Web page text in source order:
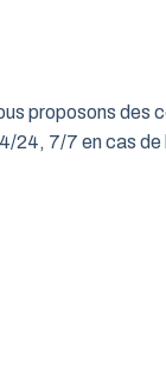
proposons
24, 7/7 en cas